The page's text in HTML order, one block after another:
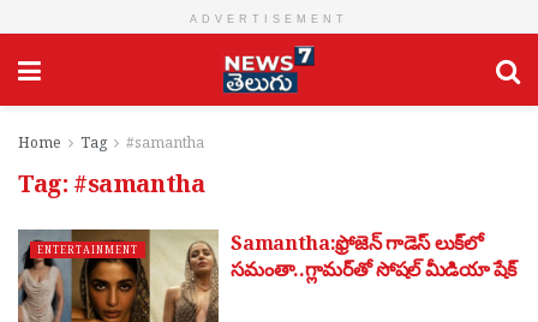
ADVERTISEMENT
Home Tag #samantha
Tag: #samantha
ENTERTAINMENT
Samantha:ఫ్రోజెన్ గాడెస్ లుక్‌లో
సమంతా..గ్లామర్‌తో సోషల్ మీడియా షేక్